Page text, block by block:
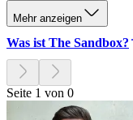
Mehr anzeigen
Was ist The Sandbox?
Seite 1 von 0